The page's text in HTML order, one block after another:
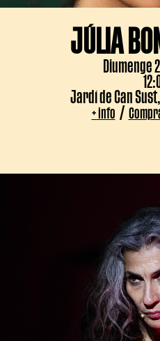
JÚLIA
Diumenge
Jardí de Can
+ info /